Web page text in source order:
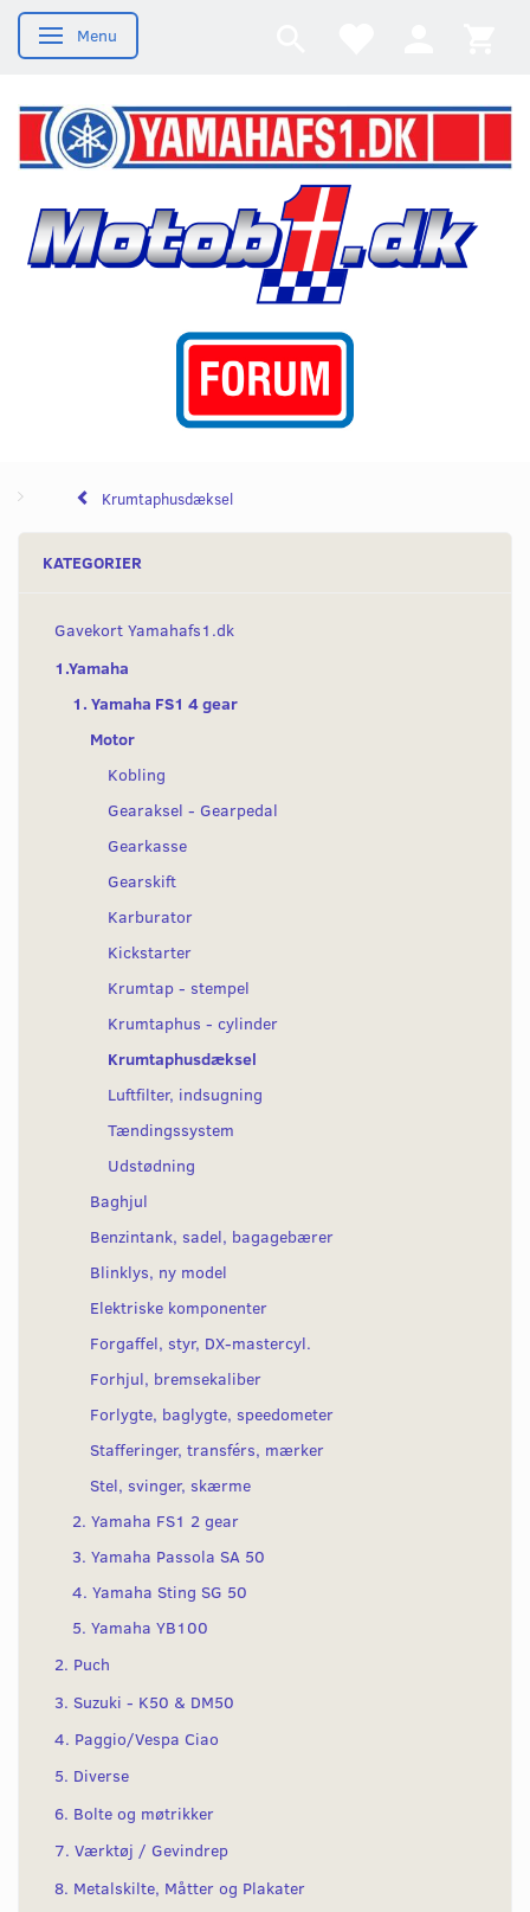
Skifte navigation
Menu
Krumtaphusdæksel
KATEGORIER
Gavekort Yamahafs1.dk
1.Yamaha
1. Yamaha FS1 4 gear
Motor
Kobling
Gearaksel - Gearpedal
Gearkasse
Gearskift
Karburator
Kickstarter
Krumtap - stempel
Krumtaphus - cylinder
Krumtaphusdæksel
Luftfilter, indsugning
Tændingssystem
Udstødning
Baghjul
Benzintank, sadel, bagagebærer
Blinklys, ny model
Elektriske komponenter
Forgaffel, styr, DX-mastercyl.
Forhjul, bremsekaliber
Forlygte, baglygte, speedometer
Stafferinger, transférs, mærker
Stel, svinger, skærme
2. Yamaha FS1 2 gear
3. Yamaha Passola SA 50
4. Yamaha Sting SG 50
5. Yamaha YB100
2. Puch
3. Suzuki - K50 & DM50
4. Paggio/Vespa Ciao
5. Diverse
6. Bolte og møtrikker
7. Værktøj / Gevindrep
8. Metalskilte, Måtter og Plakater